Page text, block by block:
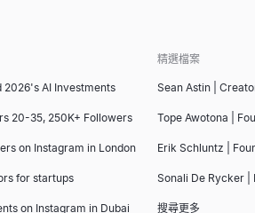
2026's AI Investments
20-35, 250K+ Followers
on Instagram in London
for startups
on Instagram in Dubai
精選檔案
Sean Astin |
Tope Awotona |
Erik Schluntz |
Sonali De Rycker |
搜尋更多